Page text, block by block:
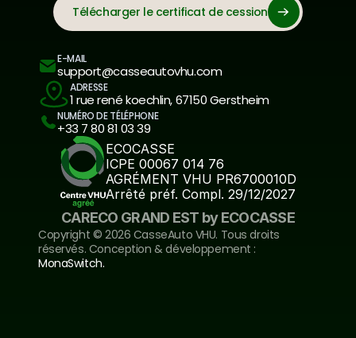
Télécharger le certificat de cession
E-MAIL
support@casseautovhu.com
ADRESSE
1 rue rené koechlin, 67150 Gerstheim
NUMÉRO DE TÉLÉPHONE
+33 7 80 81 03 39
ECOCASSE
ICPE 00067 014 76
AGRÉMENT VHU PR6700010D
Arrêté préf. Compl. 29/12/2027
CARECO GRAND EST by ECOCASSE
Copyright ©️ 2026 CasseAuto VHU. Tous droits
MonaSwitch.